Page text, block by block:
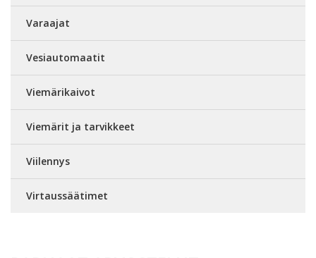
Varaajat
Vesiautomaatit
Viemärikaivot
Viemärit ja tarvikkeet
Viilennys
Virtaussäätimet